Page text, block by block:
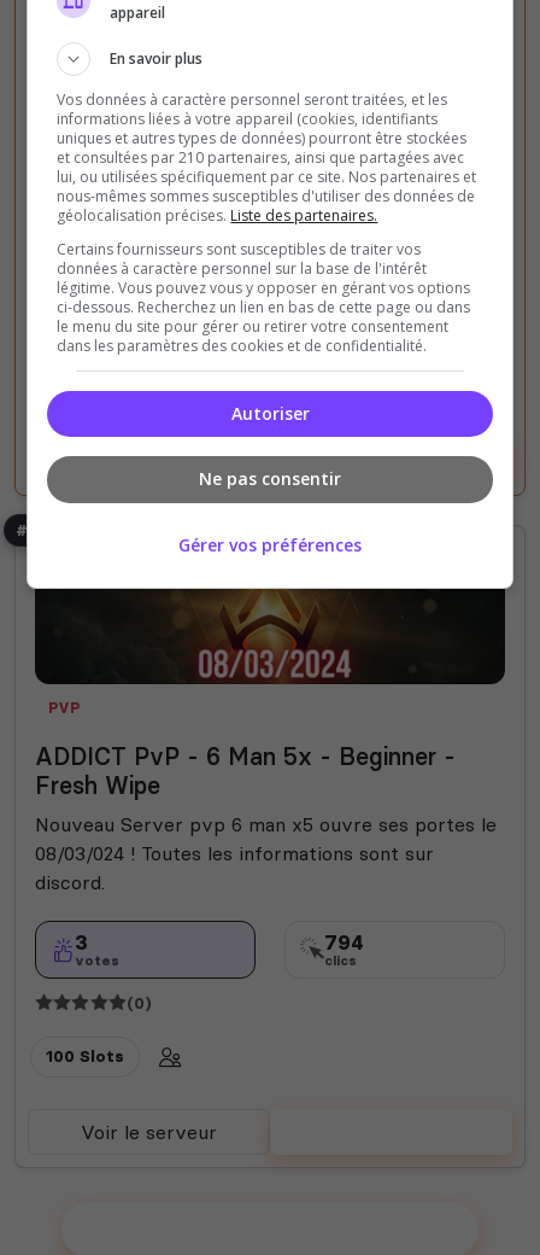
Fun PVP
NATION
NATION est un serveur PvP [FR/EU] créé le
08/06/26 ALL RATES x2 pour plus de confort. -
Respect. - Interdiction de raid off une base.
11
votes
242
clics
(0)
Voir le serveur Voter
#4
PVP
ADDICT PvP - 6 Man 5x - Beginner -
Fresh Wipe
Nouveau Server pvp 6 man x5 ouvre ses portes le
08/03/024 ! Toutes les informations sont sur
discord.
3
votes
794
clics
(0)
100 Slots
Voir le serveur
appareil
En savoir plus
Vos données à caractère personnel seront traitées, et les
informations liées à votre appareil (cookies, identifiants
uniques et autres types de données) pourront être stockées
et consultées par 210 partenaires, ainsi que partagées avec
lui, ou utilisées spécifiquement par ce site. Nos partenaires et
nous-mêmes sommes susceptibles d'utiliser des données de
géolocalisation précises. Liste des partenaires.
Certains fournisseurs sont susceptibles de traiter vos
données à caractère personnel sur la base de l'intérêt
légitime. Vous pouvez vous y opposer en gérant vos options
ci-dessous. Recherchez un lien en bas de cette page ou dans
le menu du site pour gérer ou retirer votre consentement
dans les paramètres des cookies et de confidentialité.
Autoriser
Ne pas consentir
Gérer vos préférences